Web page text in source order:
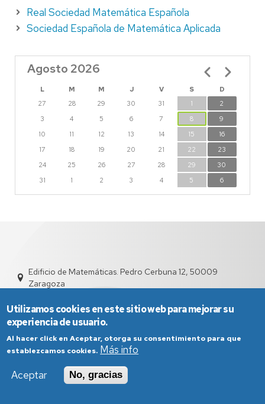
Real Sociedad Matemática Española
Sociedad Española de Matemática Aplicada
Agosto 2026
L M M J V S
D
27
28 29 30 31 1
2
3
4 5 6 7 8
9
10
11 12 13 14 15
16
17
18 19 20 21 22
23
24
25 26 27 28 29
30
31
1 2 3 4 5 6
Paginación
Edificio de Matemáticas. Pedro Cerbuna 12, 50009
Zaragoza
Aviso Legal
Condiciones generales de uso
Política de Privacidad
Utilizamos cookies en este sitio web para mejorar su
experiencia de usuario.
Al hacer click en Aceptar, otorga su consentimiento para que
establezcamos cookies. Más info
Aceptar
No, gracias